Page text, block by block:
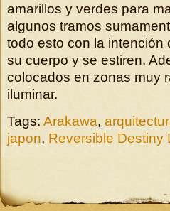
amarillos y verdes para
algunos tramos
todo esto con la
su cuerpo y se estiren.
colocados en zonas muy
iluminar.
Tags: Arakawa,
japon, Reversible Destiny